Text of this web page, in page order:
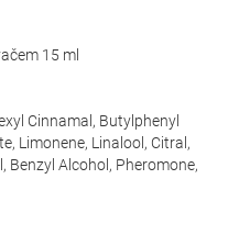
15 ml
Cinnamal, Butylphenyl
Limonene, Linalool, Citral,
Benzyl Alcohol, Pheromone,